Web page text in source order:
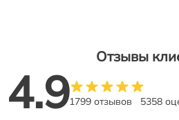
Отзывы
4.91799 отзывов 5358